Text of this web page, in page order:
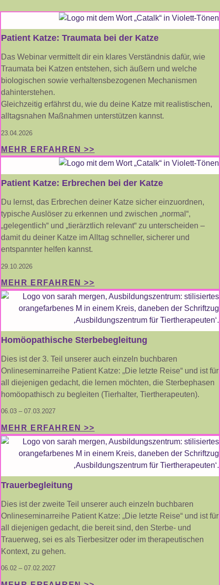
Patient Katze: Traumata bei der Katze
Das Webinar vermittelt dir ein klares Verständnis dafür, wie
Traumata bei Katzen entstehen, sich äußern und welche
biologischen sowie verhaltensbezogenen Mechanismen
dahinterstehen.
Gleichzeitig erfährst du, wie du deine Katze mit realistischen,
alltagsnahen Maßnahmen unterstützen kannst.
23.04.2026
MEHR ERFAHREN >>
Patient Katze: Erbrechen bei der Katze
Du lernst, das Erbrechen deiner Katze sicher einzuordnen,
typische Auslöser zu erkennen und zwischen „normal“,
„gelegentlich“ und „tierärztlich relevant“ zu unterscheiden –
damit du deiner Katze im Alltag schneller, sicherer und
entspannter helfen kannst.
29.10.2026
MEHR ERFAHREN >>
Homöopathische Sterbebegleitung
Dies ist der 3. Teil unserer auch einzeln buchbaren
Onlineseminarreihe Patient Katze: „Die letzte Reise“ und ist für
all diejenigen gedacht, die lernen möchten, die Sterbephasen
homöopathisch zu begleiten (Tierhalter, Tiertherapeuten).
06.03 – 07.03.2027
MEHR ERFAHREN >>
Trauerbegleitung
Dies ist der zweite Teil unserer auch einzeln buchbaren
Onlineseminarreihe Patient Katze: „Die letzte Reise“ und ist für
all diejenigen gedacht, die bereit sind, den Sterbe- und
Trauerweg, sei es als Tierbesitzer oder im therapeutischen
Kontext, zu gehen.
06.02 – 07.02.2027